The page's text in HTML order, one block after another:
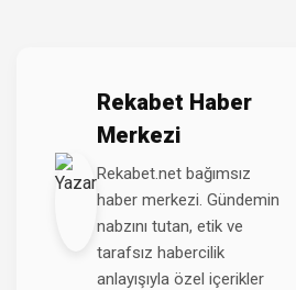
Rekabet Haber
Merkezi
Rekabet.net bağımsız
haber merkezi. Gündemin
nabzını tutan, etik ve
tarafsız habercilik
anlayışıyla özel içerikler